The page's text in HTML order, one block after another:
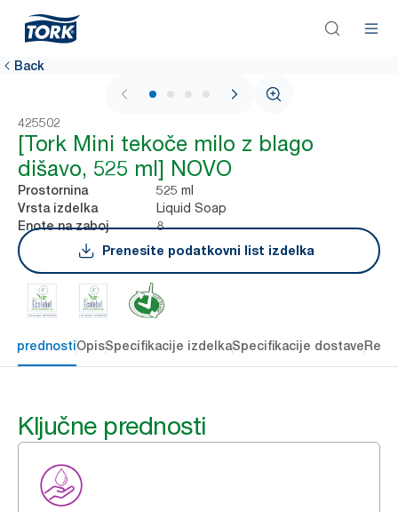
Back
1 / 4
425502
[Tork Mini tekoče milo z blago
dišavo, 525 ml] NOVO
Prostornina 525 ml
Vrsta izdelka Liquid Soap
Enote na zaboj
8
Prenesite podatkovni list izdelka
prednostiOpisSpecifikacije izdelkaSpecifikacije dostave
Ključne prednosti